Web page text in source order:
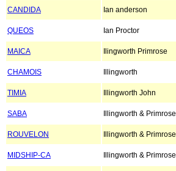
CANDIDA
Ian anderson
QUEOS
Ian Proctor
MAICA
Ilingworth Primrose
CHAMOIS
Illingworth
TIMIA
Illingworth John
SABA
Illingworth & Primrose
ROUVELON
Illingworth & Primrose
MIDSHIP-CA
Illingworth & Primrose